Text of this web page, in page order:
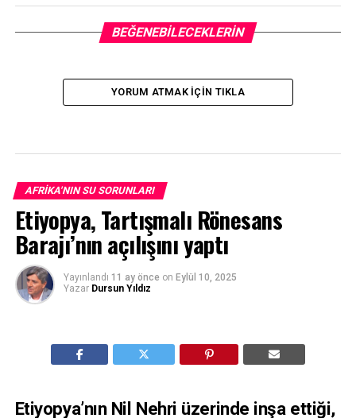
BEĞENEBILECEKLERIN
YORUM ATMAK IÇIN TIKLA
AFRIKA'NIN SU SORUNLARI
Etiyopya, Tartışmalı Rönesans
Barajı’nın açılışını yaptı
Yayınlandı 11 ay önce on Eylül 10, 2025
Yazar Dursun Yıldız
Etiyopya’nın Nil Nehri üzerinde inşa ettiği,